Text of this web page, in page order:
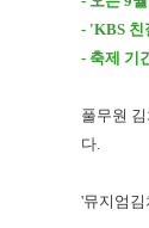
- 'KBS 친
- 축제 기
풀무원
다.
'뮤지엄김